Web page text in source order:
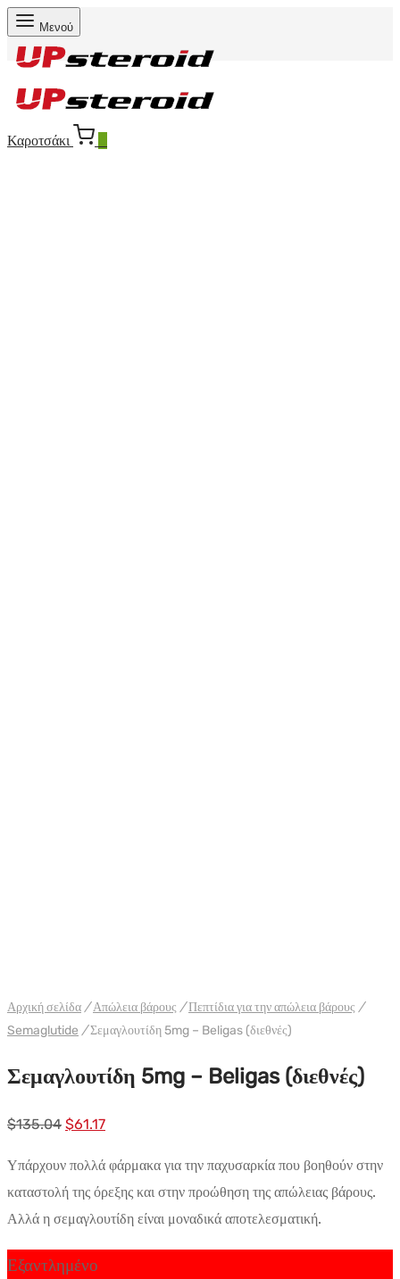
Μενού
Καροτσάκι
Αρχική σελίδα /Απώλεια βάρους /Πεπτίδια για την απώλεια βάρους /
Semaglutide /Σεμαγλουτίδη 5mg – Beligas (διεθνές)
Σεμαγλουτίδη 5mg – Beligas (διεθνές)
$135.04 Αρχική
$135.04.
$61.17Η
τιμή
είναι:
$61.17.
Υπάρχουν πολλά φάρμακα για την παχυσαρκία που βοηθούν στην
καταστολή της όρεξης και στην προώθηση της απώλειας βάρους.
Αλλά η σεμαγλουτίδη είναι μοναδικά αποτελεσματική.
Εξαντλημένο